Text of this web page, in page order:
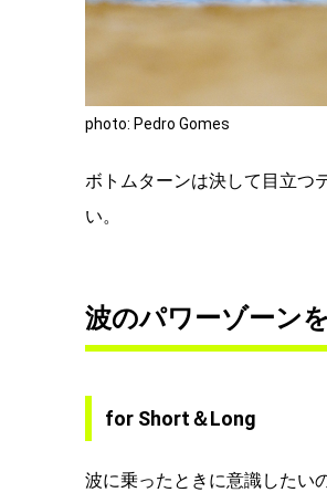
photo: Pedro Gomes
ボトムターンは決して目立つ
い。
波のパワーゾーン
for Short＆Long
波に乗ったときに意識したい